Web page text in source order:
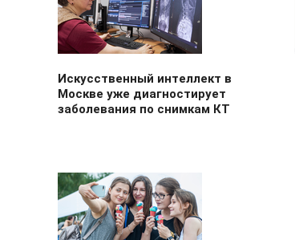
Искусственный интеллект в
Москве уже диагностирует
заболевания по снимкам КТ